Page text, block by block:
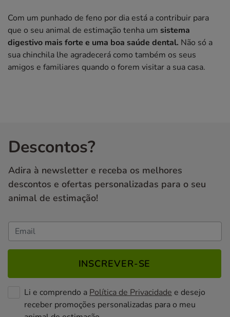
Com um punhado de feno por dia está a contribuir para
que o seu animal de estimação tenha um sistema
digestivo mais forte e uma boa saúde dental. Não só a
sua chinchila lhe agradecerá como também os seus
amigos e familiares quando o forem visitar a sua casa.
Descontos?
Adira à newsletter e receba os melhores
descontos e ofertas personalizadas para o seu
animal de estimação!
INSCREVER-SE
Li e comprendo a Política de Privacidade e desejo
receber promoções personalizadas para o meu